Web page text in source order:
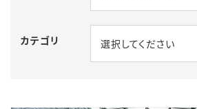
カテゴリ 選択してください